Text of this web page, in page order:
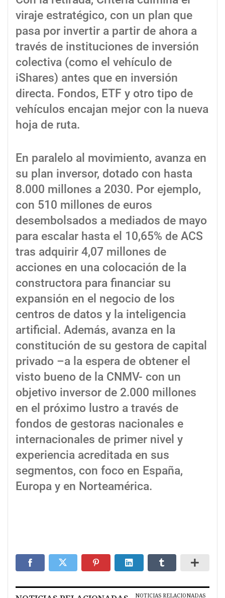
viraje estratégico, con un plan que
pasa por invertir a partir de ahora a
través de instituciones de inversión
colectiva (como el vehículo de
iShares) antes que en inversión
directa. Fondos, ETF y otro tipo de
vehículos encajan mejor con la nueva
hoja de ruta.
En paralelo al movimiento, avanza en
su plan inversor, dotado con hasta
8.000 millones a 2030. Por ejemplo,
con 510 millones de euros
desembolsados a mediados de mayo
para escalar hasta el 10,65% de ACS
tras adquirir 4,07 millones de
acciones en una colocación de la
constructora para financiar su
expansión en el negocio de los
centros de datos y la inteligencia
artificial. Además, avanza en la
constitución de su gestora de capital
privado –a la espera de obtener el
visto bueno de la CNMV- con un
objetivo inversor de 2.000 millones
en el próximo lustro a través de
fondos de gestoras nacionales e
internacionales de primer nivel y
experiencia acreditada en sus
segmentos, con foco en España,
Europa y en Norteamérica.
NOTICIAS RELACIONADAS